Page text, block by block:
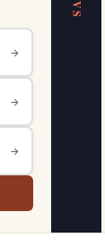
→
→
→
VS